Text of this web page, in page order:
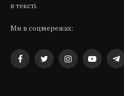
в тексті.
Ми в соцмережах:
FacebookTwitterInstagramYouTube